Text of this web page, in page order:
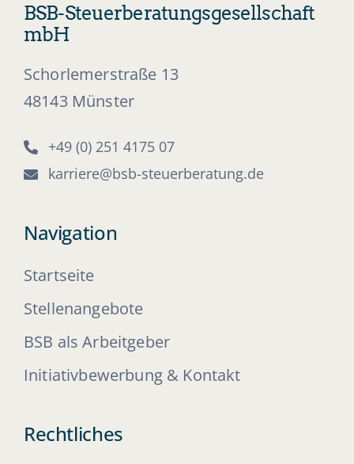
BSB-Steuerberatungsgesellschaft
mbH
Schorlemerstraße 13
48143 Münster
+49 (0) 251 4175 07
karriere@bsb-steuerberatung.de
Navigation
Startseite
Stellenangebote
BSB als Arbeitgeber
Initiativbewerbung & Kontakt
Rechtliches